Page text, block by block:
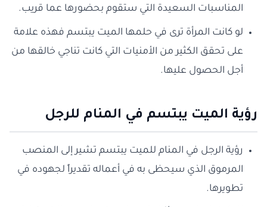
المناسبات السعيدة التي ستقوم بحضورها عما قريب.
لو كانت المرأة ترى في حلمها الميت يبتسم فهذه علامة
على تحقق الكثير من الأمنيات التي كانت تناجي خالقها من
أجل الحصول عليها.
رؤية الميت يبتسم في المنام للرجل
رؤية الرجل في المنام للميت يبتسم تشير إلى المنصب
المرموق الذي سيحظى به في أعماله تقديراً لجهوده في
تطويرها.